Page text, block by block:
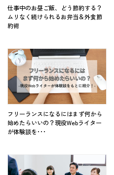
仕事中のお昼ご飯、どう節約する？
ムリなく続けられるお弁当＆外食節
約術
フリーランスになるにはまず何から
始めたらいいの？現役Webライター
が体験談を･･･